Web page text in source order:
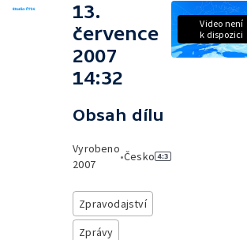
13.
července
2007
14:32
Obsah dílu
Vyrobeno
2007
•Česko
Zpravodajství
Zprávy
Video není
k dispozici